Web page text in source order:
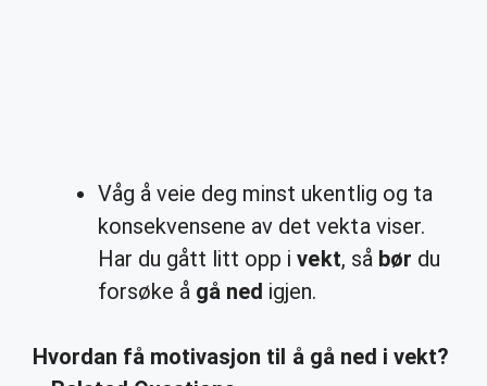
Våg å veie deg minst ukentlig og ta
konsekvensene av det vekta viser.
Har du gått litt opp ivekt, så bør du
forsøke å gå ned igjen.
Hvordan få motivasjon til å gå ned i vekt?